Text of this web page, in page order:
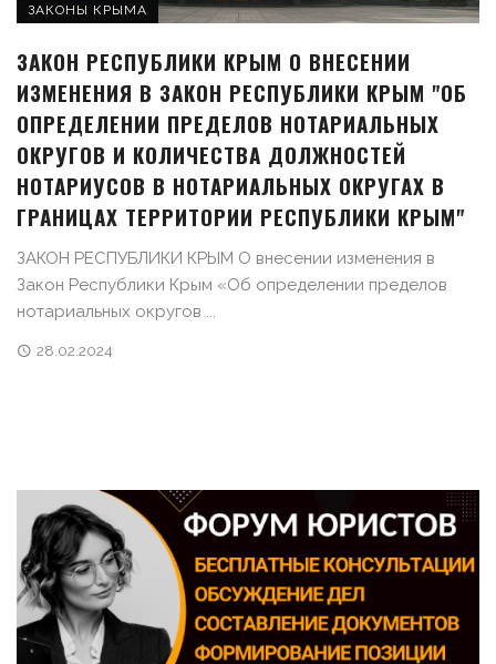
ЗАКОНЫ КРЫМА
ЗАКОН РЕСПУБЛИКИ КРЫМ О ВНЕСЕНИИ
ИЗМЕНЕНИЯ В ЗАКОН РЕСПУБЛИКИ КРЫМ "ОБ
ОПРЕДЕЛЕНИИ ПРЕДЕЛОВ НОТАРИАЛЬНЫХ
ОКРУГОВ И КОЛИЧЕСТВА ДОЛЖНОСТЕЙ
НОТАРИУСОВ В НОТАРИАЛЬНЫХ ОКРУГАХ В
ГРАНИЦАХ ТЕРРИТОРИИ РЕСПУБЛИКИ КРЫМ"
ЗАКОН РЕСПУБЛИКИ КРЫМ О внесении изменения в
Закон Республики Крым «Об определении пределов
нотариальных округов ...
28.02.2024